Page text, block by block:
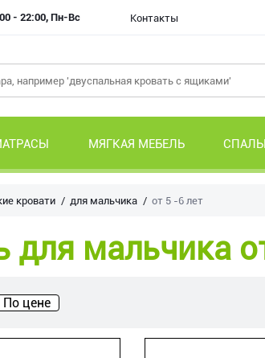
- 22:00, Пн-Вс Контакты
МЯГКАЯ МЕБЕЛЬ
кровати для мальчика от 5 -6 лет
для мальчика
По цене